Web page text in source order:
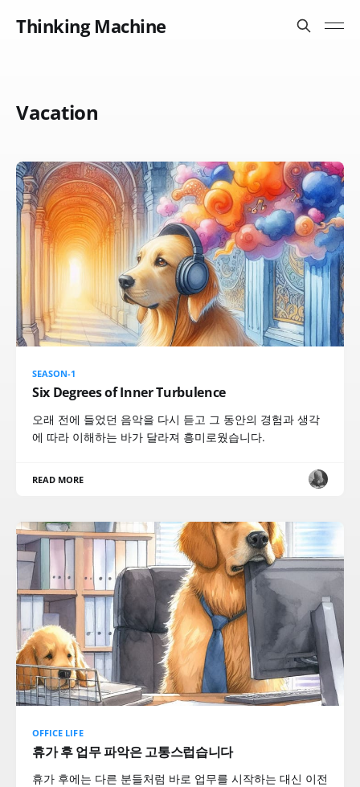
Thinking Machine
Vacation
SEASON-1
Six Degrees of Inner Turbulence
오래 전에 들었던 음악을 다시 듣고 그 동안의 경험과 생각
에 따라 이해하는 바가 달라져 흥미로웠습니다.
READ MORE
OFFICE LIFE
휴가 후 업무 파악은 고통스럽습니다
휴가 후에는 다른 분들처럼 바로 업무를 시작하는 대신 이전